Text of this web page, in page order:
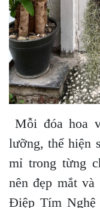
Mỗi đóa hoa
lưỡng, thể hiện
mỉ trong từng
nên đẹp mắt
Điệp Tím Nghệ